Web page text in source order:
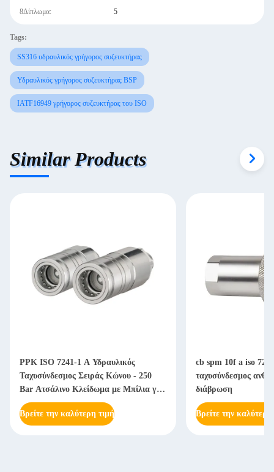
8Δίπλωμα: 5
Tags:
SS316 υδραυλικός γρήγορος συζευκτήρας
Υδραυλικός γρήγορος συζευκτήρας BSP
IATF16949 γρήγορος συζευκτήρας του ISO
Similar Products
PPK ISO 7241-1 A Υδραυλικός
Ταχυσύνδεσμος Σειράς Κώνου - 250
Bar Ατσάλινο Κλείδωμα με Μπίλια για
Βαριά Μηχανήματα
Βρείτε την καλύτερη τιμή
cb spm 10f a iso
ταχυσύνδεσμος
διάβρωση
Βρείτε την καλύτερη